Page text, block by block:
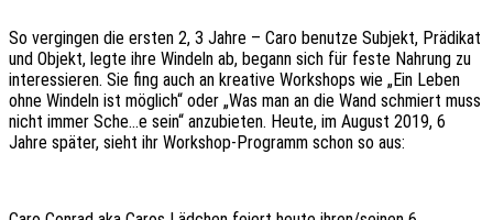
So vergingen die ersten 2, 3 Jahre – Caro benutze Subjekt, Prädikat
und Objekt, legte ihre Windeln ab, begann sich für feste Nahrung zu
interessieren. Sie fing auch an kreative Workshops wie „Ein Leben
ohne Windeln ist möglich“ oder „Was man an die Wand schmiert muss
nicht immer Sche…e sein“ anzubieten. Heute, im August 2019, 6
Jahre später, sieht ihr Workshop-Programm schon so aus: